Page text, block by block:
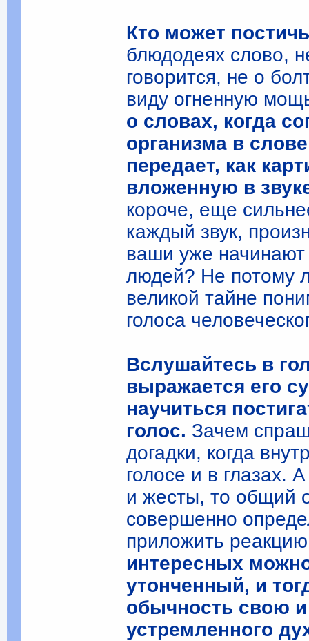
Кто может
блюдодеях слово,
говорится, не о
виду огненную
о словах, когда
организма в
передает, как
вложенную в
короче, еще
каждый звук,
ваши уже начинают
людей? Не потому
великой тайне
голоса
Вслушайтесь в
выражается его
научиться
голос. Зачем
догадки, когда
голосе и в глазах.
и жесты, то общий
совершенно
приложить
интересных
утонченный, и
обычность свою
устремленного